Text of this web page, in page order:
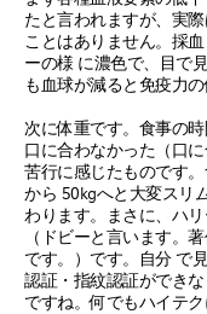
たと言われますが、実
ことはありません。採
ーの様 に濃色で、目で
も血球が減ると免疫力
次に体重です。食事の
口に合わなかった（口
苦行に感じたものです
から 50kgへと大変スリ
わります。まさに、ハ
（ドビーと言います。
です。）です。自分 で
認証・指紋認証ができ
ですね。何でもハイテ